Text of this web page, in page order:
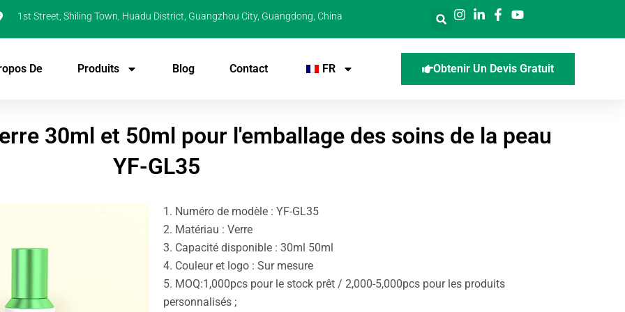
1st Street, Shiling Town, Huadu District, Guangzhou City, Guangdong, China
De Produits Blog Contact FR Obtenir Un Devis Gratuit
30ml et 50ml pour l'emballage des soins de la peau
YF-GL35
1. Numéro de modèle : YF-GL35
2. Matériau : Verre
3. Capacité disponible : 30ml 50ml
4. Couleur et logo : Sur mesure
5. MOQ:1,000pcs pour le stock prêt / 2,000-5,000pcs pour les produits
personnalisés ;